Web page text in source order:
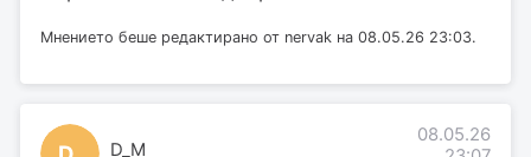
Мнението беше редактирано от nervak на 08.05.26 23:03.
D_M
08.05.26